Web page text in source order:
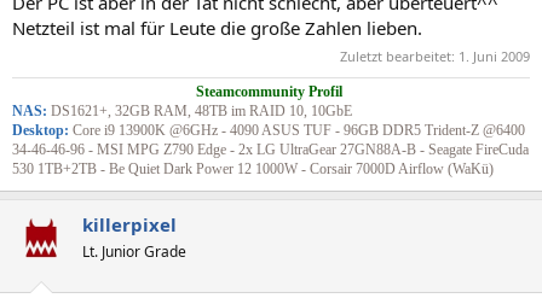
Netzteil ist mal für Leute die große Zahlen lieben.
Zuletzt bearbeitet: 1. Juni 2009
Steamcommunity Profil
NAS: DS1621+, 32GB RAM, 48TB im RAID 10, 10GbE
Desktop: Core i9 13900K @6GHz - 4090 ASUS TUF - 96GB DDR5 Trident-Z @6400
34-46-46-96 - MSI MPG Z790 Edge - 2x LG UltraGear 27GN88A-B - Seagate FireCuda
530 1TB+2TB - Be Quiet Dark Power 12 1000W - Corsair 7000D Airflow (WaKü)
killerpixel
Lt. Junior Grade